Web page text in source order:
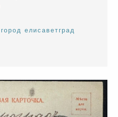
город елисаветград